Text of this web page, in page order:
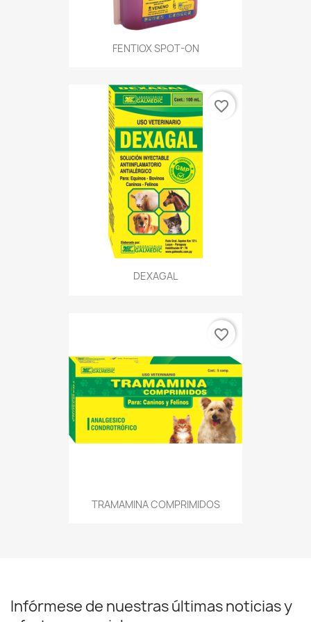
FENTIOX SPOT-ON
DEXAGAL
favorite_border
TRAMAMINA COMPRIMIDOS
favorite_border
Infórmese de nuestras últimas noticias y